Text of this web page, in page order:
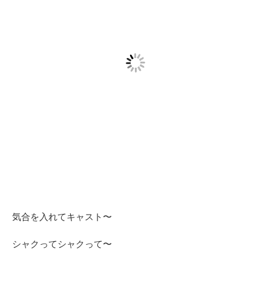
気合を入れてキャスト〜
シャクってシャクって〜